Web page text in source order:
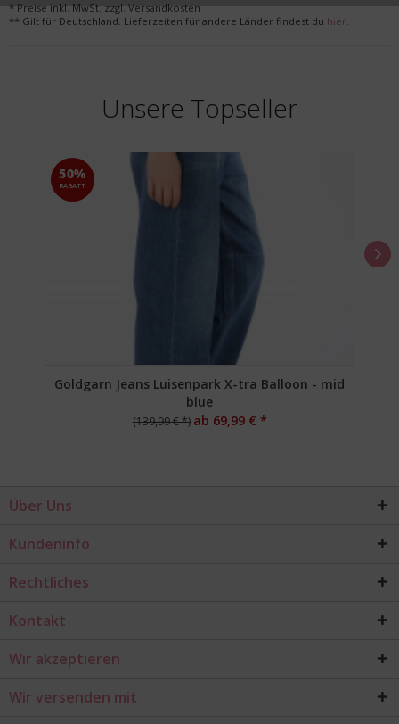
* Preise inkl. MwSt. zzgl. Versandkosten
** Gilt für Deutschland. Lieferzeiten für andere Länder findest du hier.
Unsere Topseller
50%
RABATT
Goldgarn Jeans Luisenpark X-tra Balloon - mid
blue
(139,99 € *) ab 69,99 € *
Über Uns
Kundeninfo
Rechtliches
Kontakt
Wir akzeptieren
Wir versenden mit